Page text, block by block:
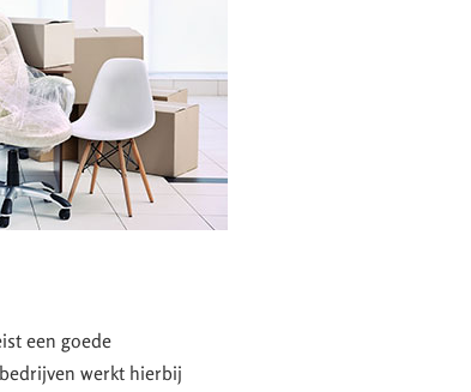
een goede
werkt hierbij